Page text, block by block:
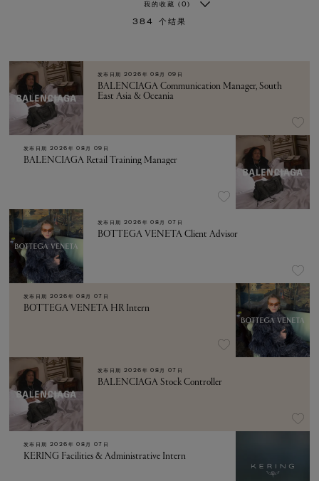
我的收藏 (0)
384 个结果
发布日期 2026年 08月 09日
BALENCIAGA Communication Manager, South
East Asia & Oceania
发布日期 2026年 08月 09日
BALENCIAGA Retail Training Manager
发布日期 2026年 08月 07日
BOTTEGA VENETA Client Advisor
发布日期 2026年 08月 07日
BOTTEGA VENETA HR Intern
发布日期 2026年 08月 07日
BALENCIAGA Stock Controller
发布日期 2026年 08月 07日
KERING Facilities & Administrative Intern